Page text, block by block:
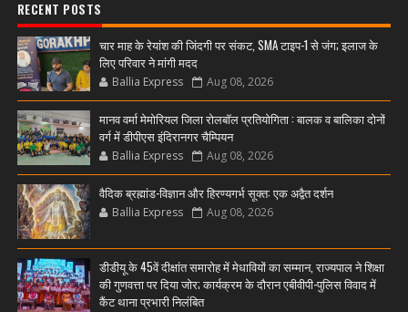
RECENT POSTS
चार माह के रेयांश की जिंदगी पर संकट, SMA टाइप-1 से जंग; इलाज के
लिए परिवार ने मांगी मदद
Ballia Express Aug 08, 2026
मानव वर्मा मेमोरियल जिला रोलबॉल प्रतियोगिता : बालक व बालिका दोनों
वर्ग में डीपीएस इंदिरानगर चैम्पियन
Ballia Express Aug 08, 2026
वैदिक ब्रह्मांड-विज्ञान और हिरण्यगर्भ सूक्त: एक अद्वैत दर्शन
Ballia Express Aug 08, 2026
डीडीयू के 45वें दीक्षांत समारोह में मेधावियों का सम्मान, राज्यपाल ने शिक्षा
की गुणवत्ता पर दिया जोर; कार्यक्रम के दौरान एबीवीपी-पुलिस विवाद में
कैंट थाना प्रभारी निलंबित